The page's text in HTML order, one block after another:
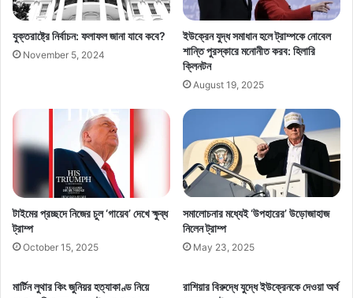
যুক্তরাষ্ট্রে নির্বাচন: ফলাফল জানা যাবে কবে?
November 5, 2024
ইউক্রেন যুদ্ধ সমাধান হলে ট্রাম্পকে নোবেল
শান্তি পুরস্কারে মনোনীত করব: হিলারি
ক্লিনটন
August 19, 2025
টাইমের প্রচ্ছদে নিজের চুল ‘গায়েব’ দেখে ক্ষুব্ধ
ট্রাম্প
October 15, 2025
সমালোচনার মধ্যেই ‘উপহারের’ উড়োজাহাজ
নিলেন ট্রাম্প
May 23, 2025
মার্টিন লুথার কিং জুনিয়র হত্যাকাণ্ড নিয়ে
রাশিয়ার বিরুদ্ধে যুদ্ধে ইউক্রেনকে দেওয়া অর্থ